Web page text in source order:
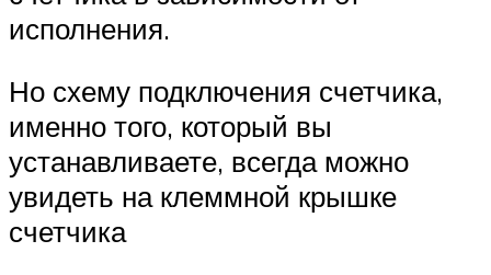
исполнения.
Но схему подключения счетчика,
именно того, который вы
устанавливаете, всегда можно
увидеть на клеммной крышке
счетчика